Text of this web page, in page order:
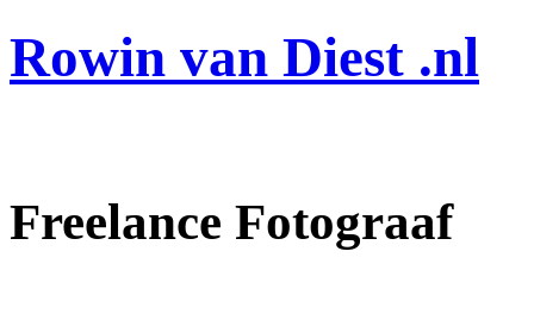
Rowin van Diest .nl
Freelance Fotograaf